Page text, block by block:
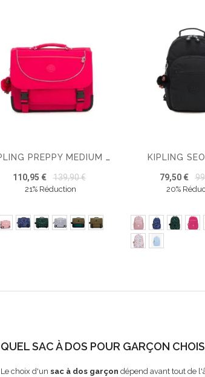
KIPLING PREPPY MEDIUM SAC D'ÉCOLE
110,95 € 139,90 €
21% Réduction
KIPLING
79,50 €
20%
QUEL SAC À DOS POUR GARÇON
Le choix d'un sac à dos garçon dépend avant tout de